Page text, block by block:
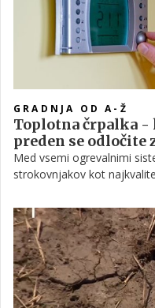
GRADNJA OD A-Ž
Toplotna črpalka -
preden se odločite
Med vsemi ogrevalnimi
strokovnjakov kot
je možnosti več,
prenaglite z nakupom
Preden pa sprejmete
toplotna črpalka
izplača in na kaj vse